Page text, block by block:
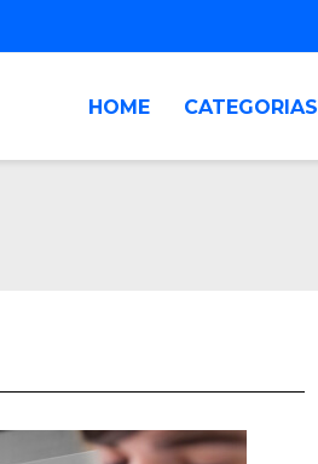
HOME CATEGORIAS